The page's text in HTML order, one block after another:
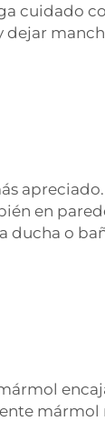
cuidado
dejar
apreciado.
en
ducha o
mármol